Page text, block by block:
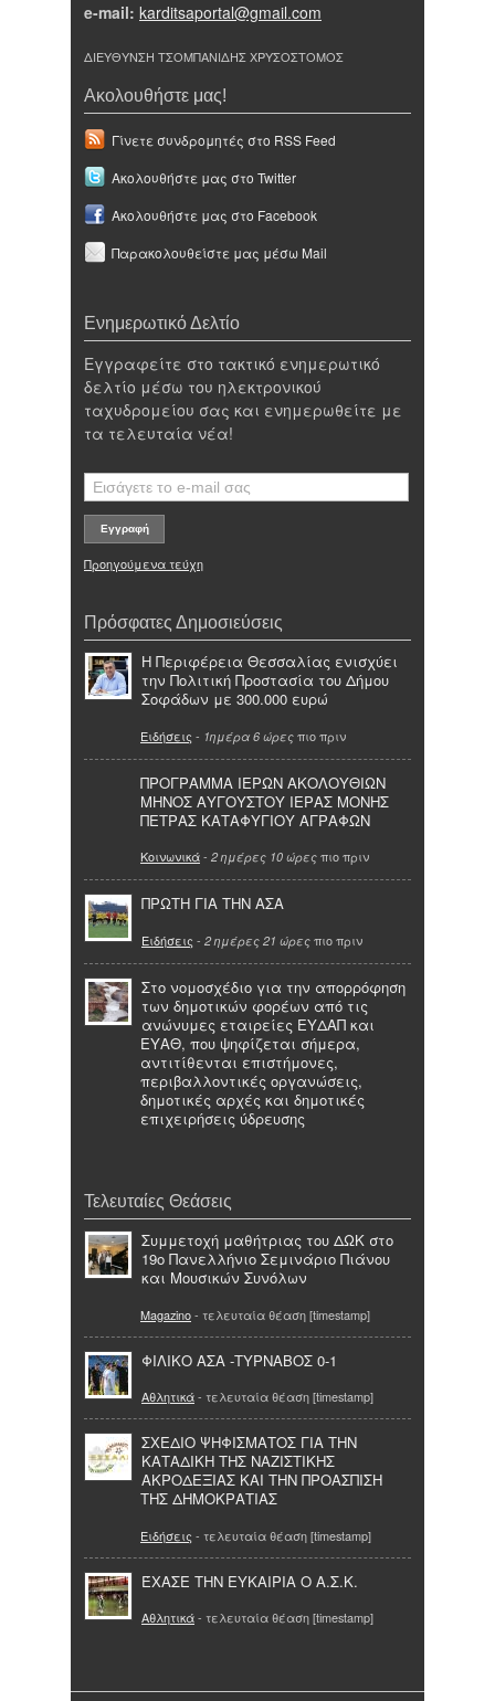
e-mail: karditsaportal@gmail.com
ΔΙΕΥΘΥΝΣΗ ΤΣΟΜΠΑΝΙΔΗΣ ΧΡΥΣΟΣΤΟΜΟΣ
Ακολουθήστε μας!
Γίνετε συνδρομητές στο RSS Feed
Ακολουθήστε μας στο Twitter
Ακολουθήστε μας στο Facebook
Παρακολουθείστε μας μέσω Mail
Ενημερωτικό Δελτίο
Εγγραφείτε στο τακτικό ενημερωτικό
δελτίο μέσω του ηλεκτρονικού
ταχυδρομείου σας και ενημερωθείτε με
τα τελευταία νέα!
Προηγούμενα τεύχη
Πρόσφατες Δημοσιεύσεις
Η Περιφέρεια Θεσσαλίας ενισχύει
την Πολιτική Προστασία του Δήμου
Σοφάδων με 300.000 ευρώ
Ειδήσεις - 1ημέρα 6 ώρες πιο πριν
ΠΡΟΓΡΑΜΜΑ ΙΕΡΩΝ ΑΚΟΛΟΥΘΙΩΝ
ΜΗΝΟΣ ΑΥΓΟΥΣΤΟΥ ΙΕΡΑΣ ΜΟΝΗΣ
ΠΕΤΡΑΣ ΚΑΤΑΦΥΓΙΟΥ ΑΓΡΑΦΩΝ
Κοινωνικά- 2 ημέρες 10 ώρες πιο πριν
ΠΡΩΤΗ ΓΙΑ ΤΗΝ ΑΣΑ
Ειδήσεις - 2 ημέρες 21 ώρες πιο πριν
Στο νομοσχέδιο για την απορρόφηση
των δημοτικών φορέων από τις
ανώνυμες εταιρείες ΕΥΔΑΠ και
ΕΥΑΘ, που ψηφίζεται σήμερα,
αντιτίθενται επιστήμονες,
περιβαλλοντικές οργανώσεις,
δημοτικές αρχές και δημοτικές
επιχειρήσεις ύδρευσης
Τελευταίες Θεάσεις
Συμμετοχή μαθήτριας του ΔΩΚ στο
19ο Πανελλήνιο Σεμινάριο Πιάνου
και Μουσικών Συνόλων
Magazino- τελευταία θέαση [timestamp]
ΦΙΛΙΚΟ ΑΣΑ -ΤΥΡΝΑΒΟΣ 0-1
Αθλητικά- τελευταία θέαση [timestamp]
ΣΧΕΔΙΟ ΨΗΦΙΣΜΑΤΟΣ ΓΙΑ ΤΗΝ
ΚΑΤΑΔΙΚΗ ΤΗΣ ΝΑΖΙΣΤΙΚΗΣ
ΑΚΡΟΔΕΞΙΑΣ ΚΑΙ ΤΗΝ ΠΡΟΑΣΠΙΣΗ
ΤΗΣ ΔΗΜΟΚΡΑΤΙΑΣ
Ειδήσεις - τελευταία θέαση [timestamp]
ΈΧΑΣΕ ΤΗΝ ΕΥΚΑΙΡΙΑ Ο Α.Σ.Κ.
Αθλητικά- τελευταία θέαση [timestamp]